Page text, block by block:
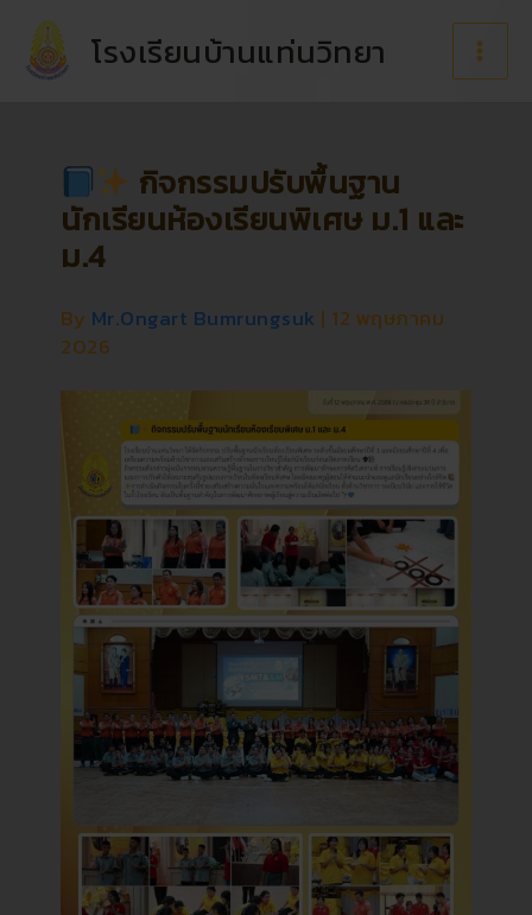
content
โรงเรียนบ้านแท่นวิทยา
กิจกรรมปรับพื้นฐาน
นักเรียนห้องเรียนพิเศษ ม.1 และ
ม.4
By Mr.Ongart Bumrungsuk | 12 พฤษภาคม
2026